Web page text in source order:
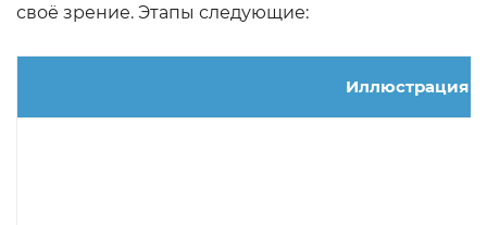
своё зрение. Этапы следующие:
Иллюстрация